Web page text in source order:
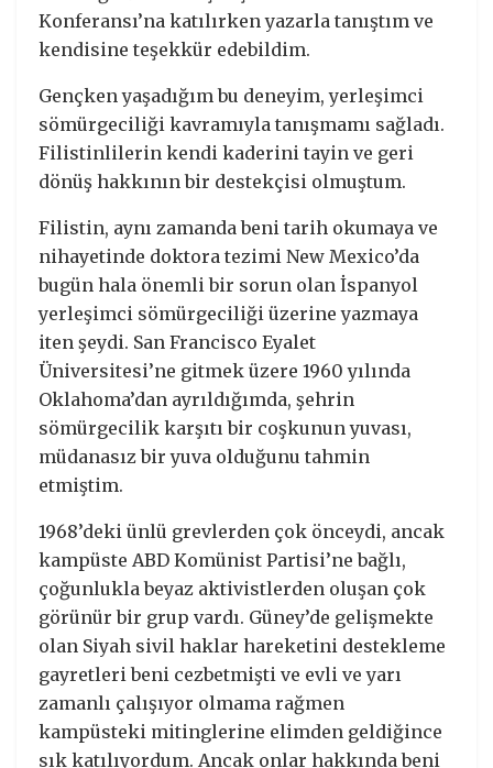
Konferansı’na katılırken yazarla tanıştım ve
kendisine teşekkür edebildim.
Gençken yaşadığım bu deneyim, yerleşimci
sömürgeciliği kavramıyla tanışmamı sağladı.
Filistinlilerin kendi kaderini tayin ve geri
dönüş hakkının bir destekçisi olmuştum.
Filistin, aynı zamanda beni tarih okumaya ve
nihayetinde doktora tezimi New Mexico’da
bugün hala önemli bir sorun olan İspanyol
yerleşimci sömürgeciliği üzerine yazmaya
iten şeydi. San Francisco Eyalet
Üniversitesi’ne gitmek üzere 1960 yılında
Oklahoma’dan ayrıldığımda, şehrin
sömürgecilik karşıtı bir coşkunun yuvası,
müdanasız bir yuva olduğunu tahmin
etmiştim.
1968’deki ünlü grevlerden çok önceydi, ancak
kampüste ABD Komünist Partisi’ne bağlı,
çoğunlukla beyaz aktivistlerden oluşan çok
görünür bir grup vardı. Güney’de gelişmekte
olan Siyah sivil haklar hareketini destekleme
gayretleri beni cezbetmişti ve evli ve yarı
zamanlı çalışıyor olmama rağmen
kampüsteki mitinglerine elimden geldiğince
sık katılıyordum. Ancak onlar hakkında beni